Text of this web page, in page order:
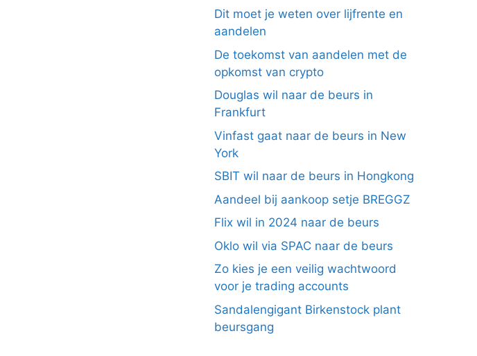
Dit moet je weten over lijfrente en
aandelen
De toekomst van aandelen met de
opkomst van crypto
Douglas wil naar de beurs in
Frankfurt
Vinfast gaat naar de beurs in New
York
SBIT wil naar de beurs in Hongkong
Aandeel bij aankoop setje BREGGZ
Flix wil in 2024 naar de beurs
Oklo wil via SPAC naar de beurs
Zo kies je een veilig wachtwoord
voor je trading accounts
Sandalengigant Birkenstock plant
beursgang